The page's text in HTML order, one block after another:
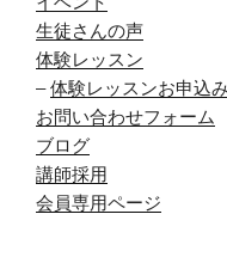
生徒さんの声
体験レッスン
–体験レッスンお申込
お問い合わせフォーム
ブログ
講師採用
会員専用ページ